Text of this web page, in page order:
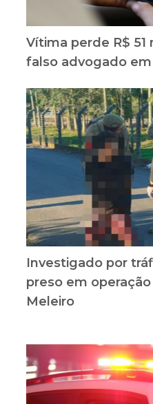
Vítima perde R$
falso advogado
Investigado por
preso em
Meleiro